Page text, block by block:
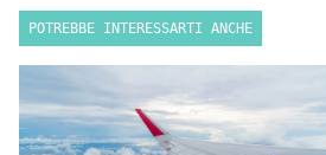
POTREBBE INTERESSARTI ANCHE